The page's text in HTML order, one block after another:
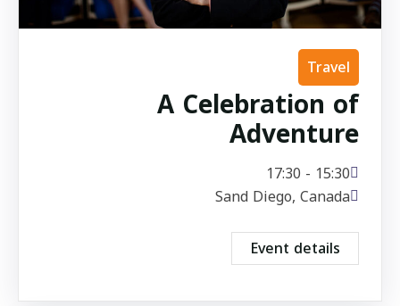
Travel
A Celebration of
Adventure
15:30 - 17:30
Sand Diego, Canada
Event details